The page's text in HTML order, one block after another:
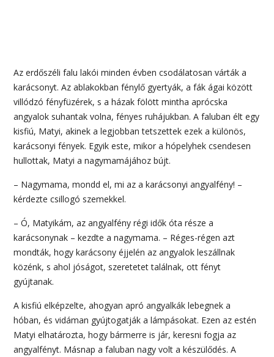
Az erdőszéli falu lakói minden évben csodálatosan várták a
karácsonyt. Az ablakokban fénylő gyertyák, a fák ágai között
villódzó fényfüzérek, s a házak fölött mintha aprócska
angyalok suhantak volna, fényes ruhájukban. A faluban élt egy
kisfiú, Matyi, akinek a legjobban tetszettek ezek a különös,
karácsonyi fények. Egyik este, mikor a hópelyhek csendesen
hullottak, Matyi a nagymamájához bújt.
– Nagymama, mondd el, mi az a karácsonyi angyalfény! –
kérdezte csillogó szemekkel.
– Ó, Matyikám, az angyalfény régi idők óta része a
karácsonynak – kezdte a nagymama. – Réges-régen azt
mondták, hogy karácsony éjjelén az angyalok leszállnak
közénk, s ahol jóságot, szeretetet találnak, ott fényt
gyújtanak.
A kisfiú elképzelte, ahogyan apró angyalkák lebegnek a
hóban, és vidáman gyújtogatják a lámpásokat. Ezen az estén
Matyi elhatározta, hogy bármerre is jár, keresni fogja az
angyalfényt. Másnap a faluban nagy volt a készülődés. A